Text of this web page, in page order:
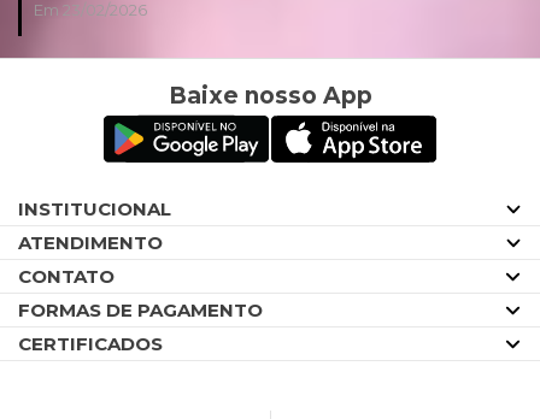
Em 23/02/2026
Baixe nosso App
INSTITUCIONAL
ATENDIMENTO
CONTATO
FORMAS DE PAGAMENTO
CERTIFICADOS